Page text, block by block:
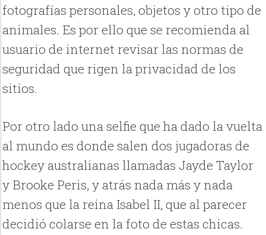
fotografías personales, objetos y otro tipo de
animales. Es por ello que se recomienda al
usuario de internet revisar las normas de
seguridad que rigen la privacidad de los
sitios.
Por otro lado una selfie que ha dado la vuelta
al mundo es donde salen dos jugadoras de
hockey australianas llamadas Jayde Taylor
y Brooke Peris, y atrás nada más y nada
menos que la reina Isabel II, que al parecer
decidió colarse en la foto de estas chicas.